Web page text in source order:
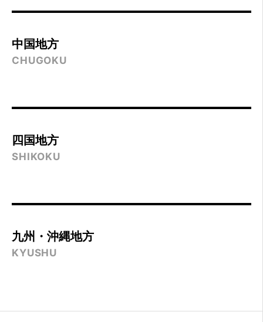
中国地方
CHUGOKU
四国地方
SHIKOKU
九州・沖縄地方
KYUSHU